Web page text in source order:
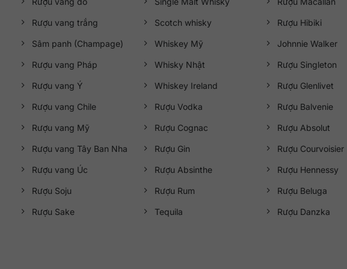
Rượu vang trắng
Sâm panh (Champage)
Rượu vang Pháp
Rượu vang Ý
Rượu vang Chile
Rượu vang Mỹ
Rượu vang Tây Ban Nha
Rượu vang Úc
Rượu Soju
Rượu Sake
Scotch whisky
Whiskey Mỹ
Whisky Nhật
Whiskey Ireland
Rượu Vodka
Rượu Cognac
Rượu Gin
Rượu Absinthe
Rượu Rum
Tequila
Rượu Hibiki
Johnnie Walker
Rượu Singleton
Rượu Glenlivet
Rượu Balvenie
Rượu Absolut
Rượu Courvoisier
Rượu Hennessy
Rượu Beluga
Rượu Danzka